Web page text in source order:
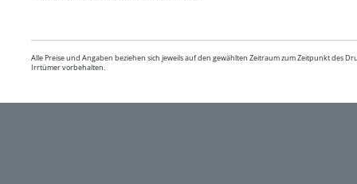
Alle Preise und Angaben beziehen sich jeweils auf den gewählten Zeitraum zum Zeitpunkt des
Irrtümer vorbehalten.